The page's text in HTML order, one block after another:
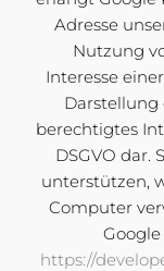
Adresse
Nutzung
Interesse
Darstellung
berechtigtes
DSGVO dar.
unterstützen,
Computer
https://